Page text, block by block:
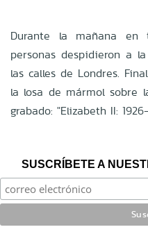
Durante la mañana en
personas despidieron a
las calles de Londres.
la losa de mármol sobre
grabado: "Elizabeth II:
SUSCRÍBETE A